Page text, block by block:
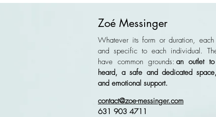
leurs stress ?
Whatever its form or duration,
and specific to each individual.
have common grounds: an outlet
heard, a safe and dedicated
and emotional support.
contact@zoe-messinger.com
631 903 4711
Zoé Messinger